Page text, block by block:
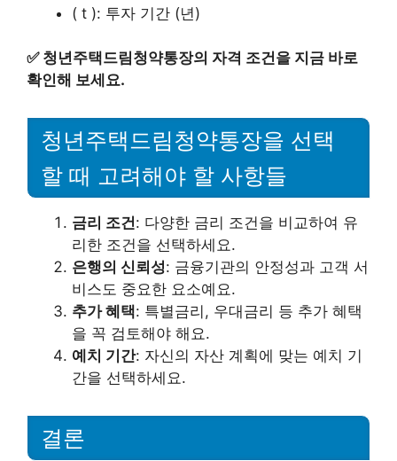
( t ): 투자 기간 (년)
✅ 청년주택드림청약통장의 자격 조건을 지금 바로
확인해 보세요.
청년주택드림청약통장을 선택
할 때 고려해야 할 사항들
금리 조건: 다양한 금리 조건을 비교하여 유
리한 조건을 선택하세요.
은행의 신뢰성: 금융기관의 안정성과 고객 서
비스도 중요한 요소예요.
추가 혜택: 특별금리, 우대금리 등 추가 혜택
을 꼭 검토해야 해요.
예치 기간: 자신의 자산 계획에 맞는 예치 기
간을 선택하세요.
결론